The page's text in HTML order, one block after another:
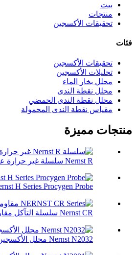
بيت
منتجات
تحقيقات الأكسجين
فئات
تحقيقات الأكسجين
تحليلات الأكسجين
محلل بخار الماء
محلل نقطة الندى
محلل نقطة الندى الحمضي
مقياس نقطة الندى المحمولة
منتجات مميزة
Nernst R سلسلة غير حرارة عالية درجة حرارة الأكسجين P ...
H Series Procygen Probe
Nernst CR سلسلة التآكل مقاومة الأكسجين التحقيق f ...
Nernst N2032 محلل الأكسجين